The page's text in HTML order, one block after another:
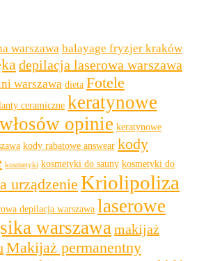
warszawa balayage fryzjer kraków
depilacja laserowa warszawa
warszawa dieta Fotele
ceramiczne keratynowe
opinie keratynowe
kody rabatowe answear kody
kosmetyki kosmetyki do sauny kosmetyki do
urządzenieKriolipoliza
depilacja warszawa laserowe
warszawa makijaż
Makijaż permanentny